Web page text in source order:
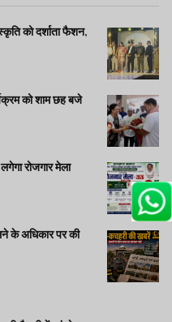
फैशन,
को शाम छह बजे
रोजगार मेला
के अधिकार पर की